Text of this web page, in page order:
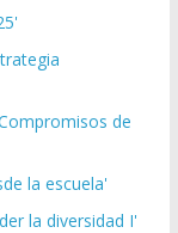
de
la escuela'
la diversidad I'